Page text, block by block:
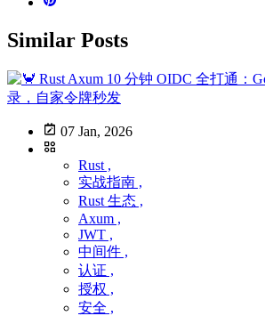
Similar Posts
07 Jan, 2026
Rust ,
实战指南 ,
Rust 生态 ,
Axum ,
JWT ,
中间件 ,
认证 ,
授权 ,
安全 ,